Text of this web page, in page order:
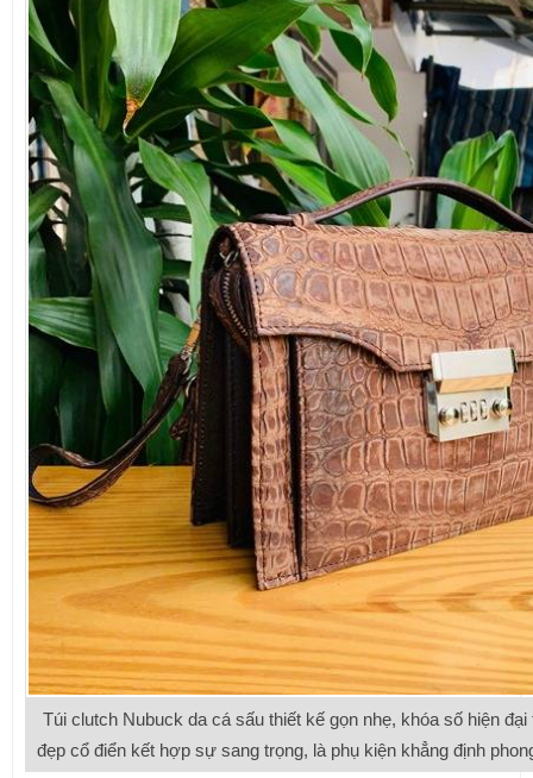
Túi clutch Nubuck da cá sấu thiết kế gọn nhẹ, khóa số hiện
đẹp cổ điển kết hợp sự sang trọng, là phụ kiện khẳng định